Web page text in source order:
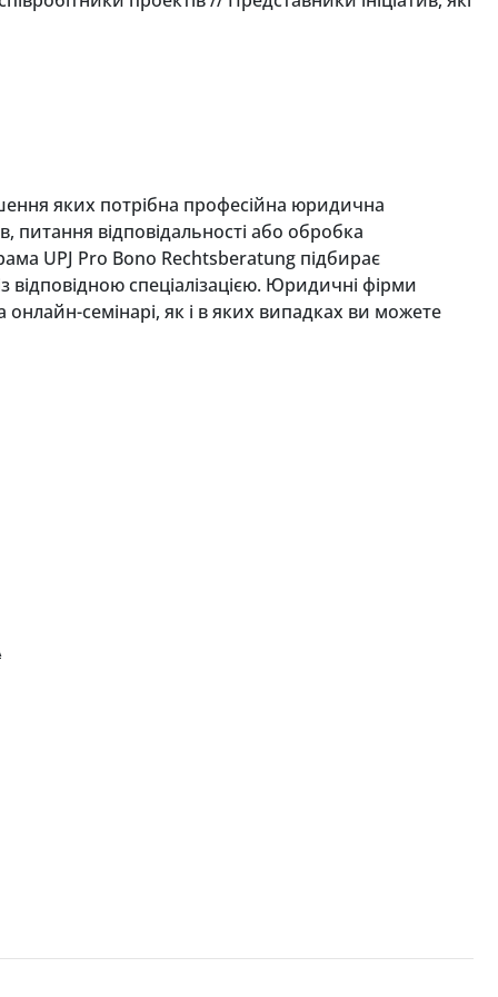
яких потрібна професійна юридична
питання відповідальності або обробка
UPJ Pro Bono Rechtsberatung підбирає
спеціалізацією. Юридичні фірми
семінарі, як і в яких випадках ви можете